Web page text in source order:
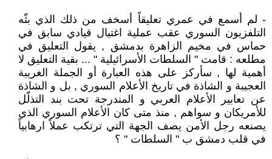
- لم أسمع في عمري تعليقاً أسخف من ذلك الذي بثّه
التلفزيون السوري عقب عملية اغتيال قيادي سابق في
حماس في مخيم الزاهرة بدمشق , يقول التعليق في
مطلعه : قامت " السلطات الأسرائيلية " ... بقية التعليق لا
أهمية لها , سأركز على هذه العبارة أو الجملة الغريبة
العجيبة و الشاذة في تاريخ الأعلام السوري , بل و الشاذة
عن تعابير الأعلام العربي و المندرجة تحت بند التذلّل
للأمريكان و سواهم , منذ متى كان الأعلام السوري الذي
يصنعه رجل الأمن يصف الجهة التي ترتكب عملاً ارهابياً
في قلب دمشق ب " السلطات " ؟